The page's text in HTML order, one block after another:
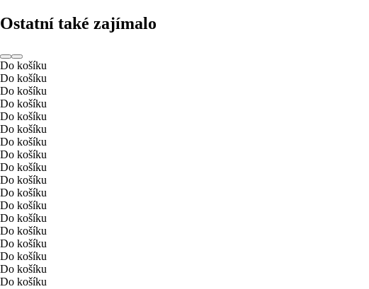
Ostatní také zajímalo
Do košíku
Do košíku
Do košíku
Do košíku
Do košíku
Do košíku
Do košíku
Do košíku
Do košíku
Do košíku
Do košíku
Do košíku
Do košíku
Do košíku
Do košíku
Do košíku
Do košíku
Do košíku